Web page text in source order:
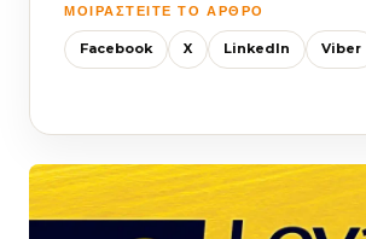
ΜΟΙΡΑΣΤΕΊΤΕ ΤΟ ΆΡΘΡΟ
Facebook X LinkedIn Viber